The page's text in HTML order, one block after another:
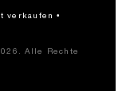
verkaufen
Alle Rechte